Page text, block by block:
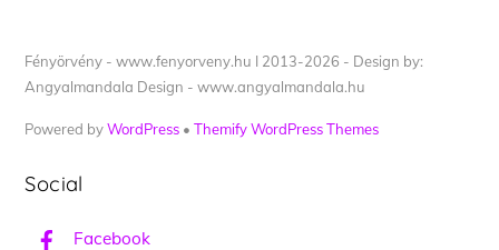
Fényörvény - www.fenyorveny.hu I 2013-2026 - Design by:
Angyalmandala Design - www.angyalmandala.hu
Powered byWordPress •Themify WordPress Themes
Social
Facebook